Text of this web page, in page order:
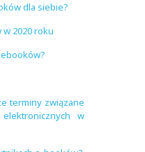
dla siebie?
2020 roku
terminy związane
w